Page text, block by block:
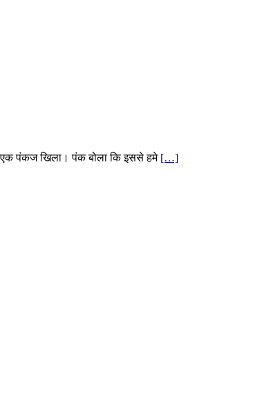
एक पंकज खिला। पंक बोला कि इससे हमे […]